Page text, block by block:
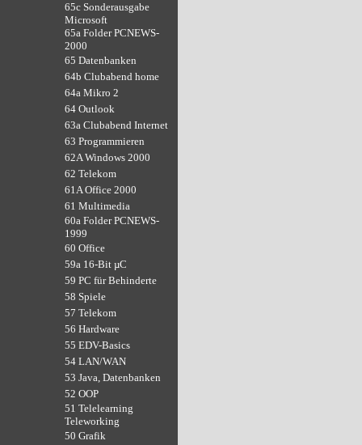
65c Sonderausgabe
Microsoft
65a Folder PCNEWS-
2000
65 Datenbanken
64b Clubabend home
64a Mikro 2
64 Outlook
63a Clubabend Internet
63 Programmieren
62A Windows 2000
62 Telekom
61A Office 2000
61 Multimedia
60a Folder PCNEWS-
1999
60 Office
59a 16-Bit µC
59 PC für Behinderte
58 Spiele
57 Telekom
56 Hardware
55 EDV-Basics
54 LAN/WAN
53 Java, Datenbanken
52 OOP
51 Telelearning
Teleworking
50 Grafik